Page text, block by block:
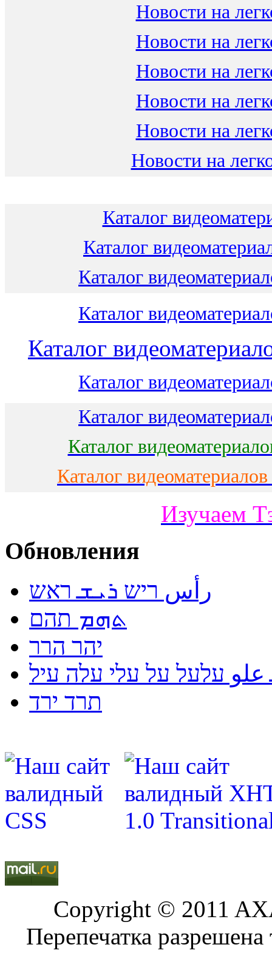
Новости на
Новости на
Новости на
Новости на
Новости на
Новости на
Каталог
Каталог
Каталог
Каталог
Каталог
Каталог
Каталог
Каталог
Каталог
Изучаем
Обновления
رأس ריש ܪܝܫ ראש
ܬܗܡ תהם
יהר הרר
עלעל על עלי עלה עיל
תרד ירד
Copyright © 2011
Перепечатка